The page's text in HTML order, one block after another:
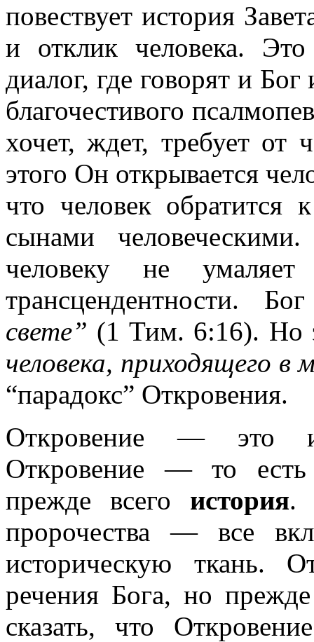
повествует история
и отклик человека.
диалог, где говорят и
благочестивого
хочет, ждет, требует от
этого Он открывается
что человек
сынами
человеку не
трансцендентности.
свете” (1 Тим. 6:16). Но
человека, приходящего в
“парадокс” Откровения.
Откровение — это
Откровение — то
прежде всего история.
пророчества — все
историческую ткань.
речения Бога, но
сказать, что